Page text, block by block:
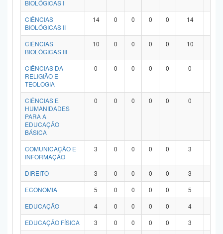
BIOLÓGICAS I
CIÊNCIAS
BIOLÓGICAS II
14 0 0 0 0 14
CIÊNCIAS
BIOLÓGICAS III
10 0 0 0 0 10
CIÊNCIAS DA
RELIGIÃO E
TEOLOGIA
0 0 0 0 0 0
CIÊNCIAS E
HUMANIDADES
PARA A
EDUCAÇÃO
BÁSICA
0 0 0 0 0 0
COMUNICAÇÃO E
INFORMAÇÃO
3 0 0 0 0 3
DIREITO 3 0 0 0 0 3
ECONOMIA
5 0 0 0 0 5
EDUCAÇÃO
4 0 0 0 0 4
EDUCAÇÃO FÍSICA
3 0 0 0 0 3